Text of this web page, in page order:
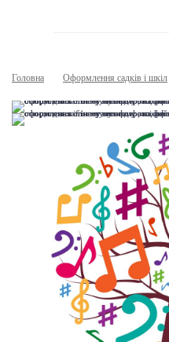
Головна Оформлення садків і шкіл